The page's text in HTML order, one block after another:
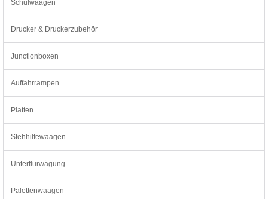
Schulwaagen
Drucker & Druckerzubehör
Junctionboxen
Auffahrrampen
Platten
Stehhilfewaagen
Unterflurwägung
Palettenwaagen